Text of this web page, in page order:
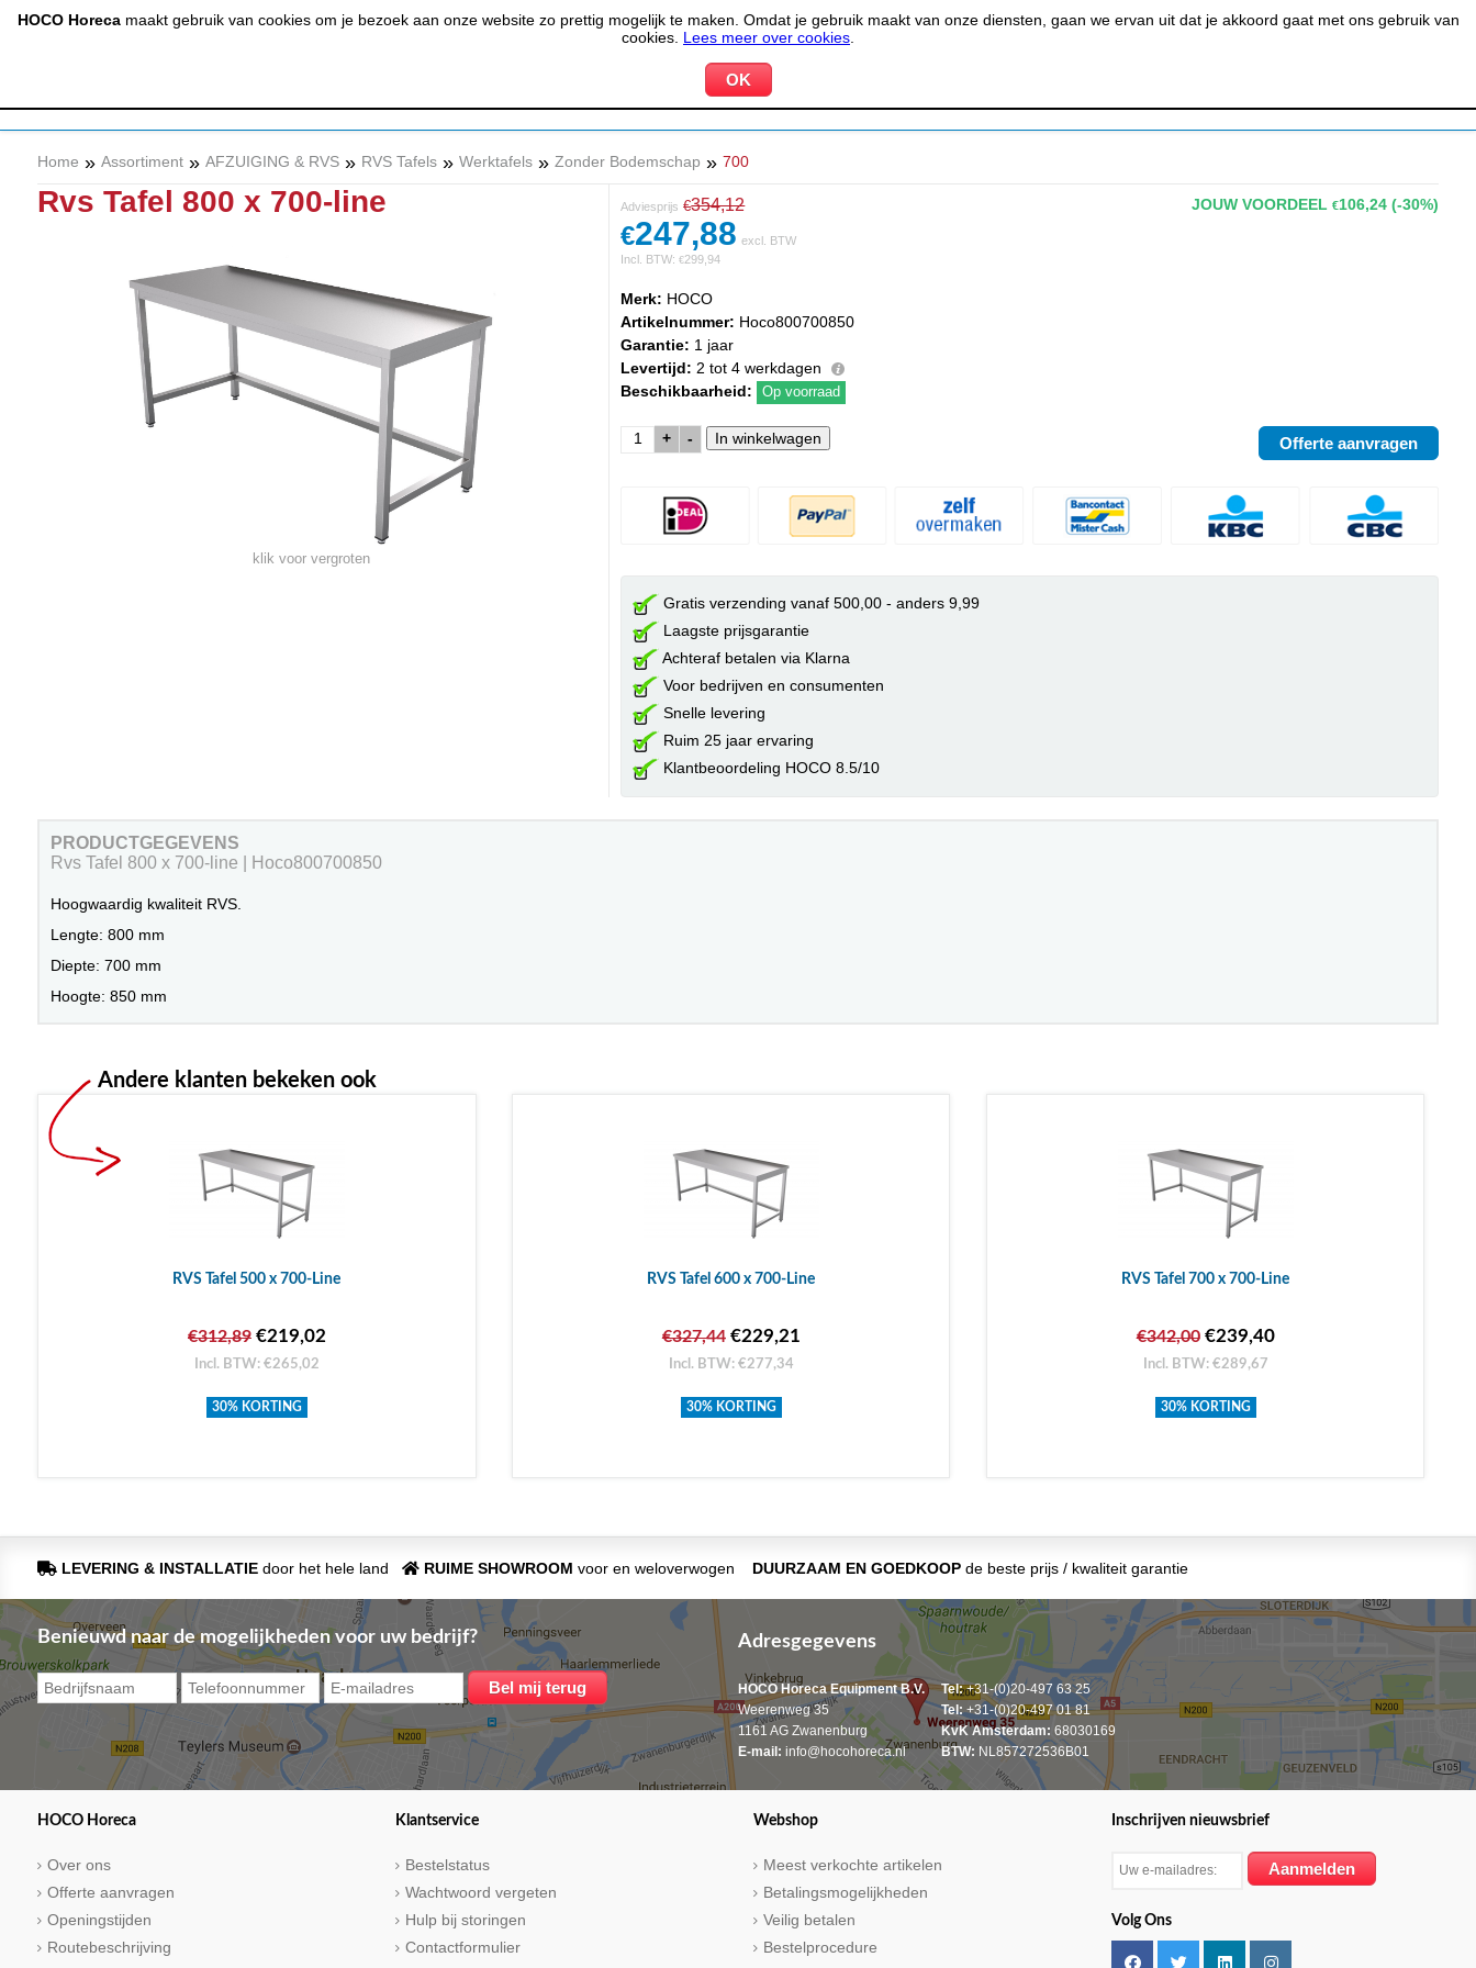
HOCO Horecamaakt gebruik van cookies om je bezoek aan onze website zo prettig mogelijk te maken. Omdat je gebruik maakt van onze diensten, gaan we ervan uit dat je akkoord gaat met ons gebruik van
cookies. Lees meer over cookies
(020) 497 6325 info@hocohoreca.nl MIJN ACCOUNT BESTELSTATUS 0 WINKELWAGEN
KOELEN &
Home » Assortiment » AFZUIGING & RVS » RVS Tafels » Werktafels » Zonder Bodemschap » 700
Rvs Tafel 800 x 700-line
klik voor vergroten
Adviesprijs €354,12 JOUW VOORDEEL€106,24 (-30%)
€247,88 excl. BTW
Incl. BTW:€299,94
Merk: HOCO
Artikelnummer: Hoco800700850
Garantie: 1 jaar
Levertijd: 2 tot 4 werkdagen
Beschikbaarheid:
Op voorraad
+ -
Gratis verzending vanaf 500,00 - anders 9,99
Laagste prijsgarantie
Achteraf betalen via Klarna
Voor bedrijven en consumenten
Snelle levering
Ruim 25 jaar ervaring
Klantbeoordeling HOCO 8.5/10
PRODUCTGEGEVENS
Rvs Tafel 800 x 700-line | Hoco800700850
Hoogwaardig kwaliteit RVS.
Lengte: 800 mm
Diepte: 700 mm
Hoogte: 850 mm
Andere klanten bekeken ook
RVS Tafel 500 x 700-Line
€312,89€219,02
Incl. BTW: €265,02
30% KORTING
RVS Tafel 600 x 700-Line
€327,44€229,21
Incl. BTW: €277,34
30% KORTING
RVS Tafel 700 x 700-Line
€342,00€239,40
Incl. BTW: €289,67
30% KORTING
LEVERING & INSTALLATIEdoor het hele land RUIME SHOWROOM voor en weloverwogen DUURZAAM EN GOEDKOOPde beste prijs / kwaliteit garantie
Benieuwd naar de mogelijkheden voor uw bedrijf? Adresgegevens
HOCO Horeca Equipment B.V.
Weerenweg 35
1161 AG Zwanenburg
E-mail: info@hocohoreca.nl
Tel:+31-(0)20-497 63 25
Tel:+31-(0)20-497 01 81
KvK Amsterdam: 68030169
BTW: NL857272536B01
HOCO Horeca
Over ons
Offerte aanvragen
Openingstijden
Routebeschrijving
Klantservice
Bestelstatus
Wachtwoord vergeten
Hulp bij storingen
Contactformulier
Webshop
Meest verkochte artikelen
Betalingsmogelijkheden
Veilig betalen
Bestelprocedure
Inschrijven nieuwsbrief
Volg Ons